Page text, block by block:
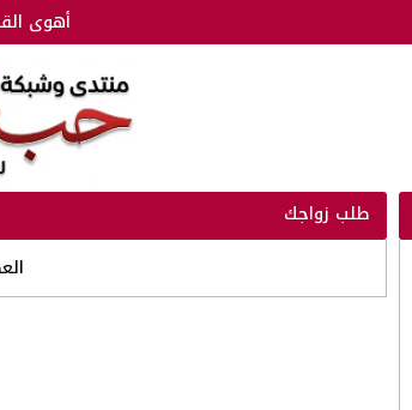
أهوى
طلب زواجك